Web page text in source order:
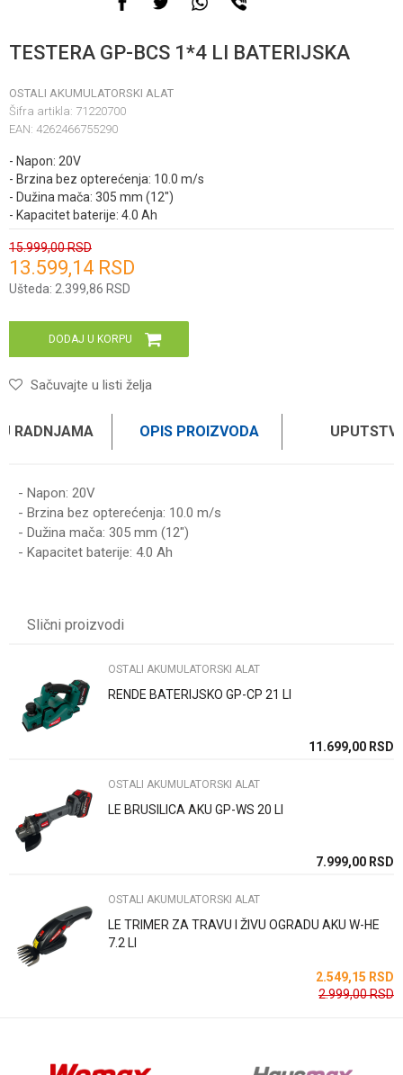
TESTERA GP-BCS 1*4 LI BATERIJSKA
OSTALI AKUMULATORSKI ALAT
Šifra artikla: 71220700
EAN: 4262466755290
- Napon: 20V
- Brzina bez opterećenja: 10.0 m/s
- Dužina mača: 305 mm (12")
- Kapacitet baterije: 4.0 Ah
15.999,00RSD
13.599,14 RSD
Ušteda: 2.399,86 RSD
Unesi količinu
DODAJ U KORPU
Sačuvajte u listi želja
RADNJAMA OPIS PROIZVODA
- Napon: 20V
- Brzina bez opterećenja: 10.0 m/s
- Dužina mača: 305 mm (12")
- Kapacitet baterije: 4.0 Ah
Poruka
Anti-spam zaštita - izračunajte koliko je 6 - 1 :
POŠALJI
Slični proizvodi
OSTALI AKUMULATORSKI ALAT
RENDE BATERIJSKO GP-CP 21 LI
11.699,00 RSD
OSTALI AKUMULATORSKI ALAT
LE BRUSILICA AKU GP-WS 20 LI
7.999,00 RSD
OSTALI AKUMULATORSKI ALAT
LE TRIMER ZA TRAVU I ŽIVU OGRADU AKU W-HE
7.2 LI
2.549,15 RSD
2.999,00RSD